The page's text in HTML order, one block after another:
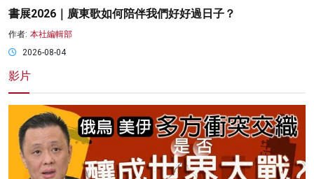
書展2026｜廣東歌如何陪伴我們好好過日子？
作者: 本社編輯部
2026-08-04
影片